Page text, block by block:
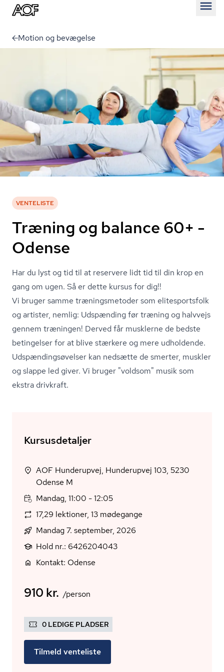
Motion og bevægelse
VENTELISTE
Træning og balance 60+ -
Odense
Har du lyst og tid til at reservere lidt tid til din krop en
gang om ugen. Så er dette kursus for dig!!
Vi bruger samme træ­nings­me­to­der som eli­tesport­s­folk
og artister, nemlig: Udspænding før træning og halvvejs
gennem træningen! Derved får musklerne de bedste
betingelser for at blive stærkere og mere udholdende.
Ud­spæn­dings­ø­vel­ser kan nedsætte de smerter, muskler
og slappe led giver. Vi bruger "voldsom" musik som
ekstra drivkraft.
Kursusdetaljer
AOF Hunderupvej, Hunderupvej 103, 5230
Odense M
Mandag, 11:00 - 12:05
17,29 lektioner, 13 mødegange
Mandag 7. september, 2026
Hold nr.: 6426204043
Kontakt: Odense
910 kr. /person
0 LEDIGE PLADSER
Tilmeld venteliste